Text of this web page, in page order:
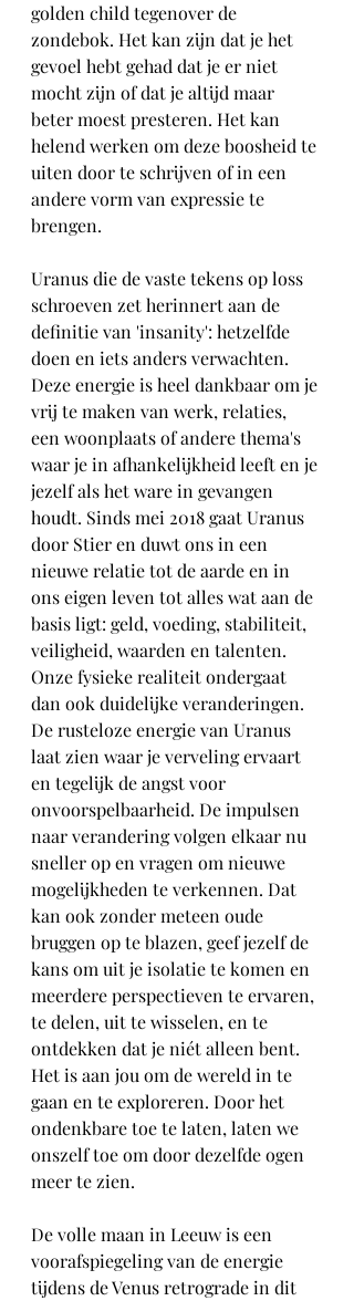
golden child tegenover de
zondebok. Het kan zijn dat je het
gevoel hebt gehad dat je er niet
mocht zijn of dat je altijd maar
beter moest presteren. Het kan
helend werken om deze boosheid te
uiten door te schrijven of in een
andere vorm van expressie te
brengen.
Uranus die de vaste tekens op loss
schroeven zet herinnert aan de
definitie van 'insanity': hetzelfde
doen en iets anders verwachten.
Deze energie is heel dankbaar om je
vrij te maken van werk, relaties,
een woonplaats of andere thema's
waar je in afhankelijkheid leeft en je
jezelf als het ware in gevangen
houdt. Sinds mei 2018 gaat Uranus
door Stier en duwt ons in een
nieuwe relatie tot de aarde en in
ons eigen leven tot alles wat aan de
basis ligt: geld, voeding, stabiliteit,
veiligheid, waarden en talenten.
Onze fysieke realiteit ondergaat
dan ook duidelijke veranderingen.
De rusteloze energie van Uranus
laat zien waar je verveling ervaart
en tegelijk de angst voor
onvoorspelbaarheid. De impulsen
naar verandering volgen elkaar nu
sneller op en vragen om nieuwe
mogelijkheden te verkennen. Dat
kan ook zonder meteen oude
bruggen op te blazen, geef jezelf de
kans om uit je isolatie te komen en
meerdere perspectieven te ervaren,
te delen, uit te wisselen, en te
ontdekken dat je niét alleen bent.
Het is aan jou om de wereld in te
gaan en te exploreren. Door het
ondenkbare toe te laten, laten we
onszelf toe om door dezelfde ogen
meer te zien.
De volle maan in Leeuw is een
voorafspiegeling van de energie
tijdens de Venus retrograde in dit